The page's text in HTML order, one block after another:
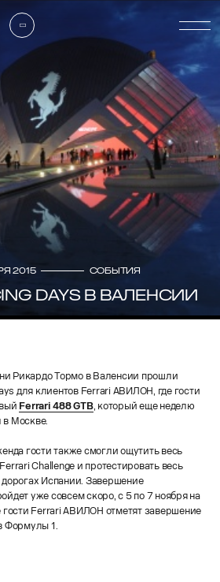
2015 События
DAYS В ВАЛЕНСИИ
Рикардо Тормо в Валенсии прошли
для клиентов Ferrari АВИЛОН, где гости
Ferrari 488 GTB, который еще неделю
Москве.
гости также смогли ощутить весь
Challenge и протестировать весь
дорогах Испании. Завершение
уже совсем скоро, с 5 по 7 ноября на
гости Ferrari АВИЛОН отметят завершение
Формулы 1.